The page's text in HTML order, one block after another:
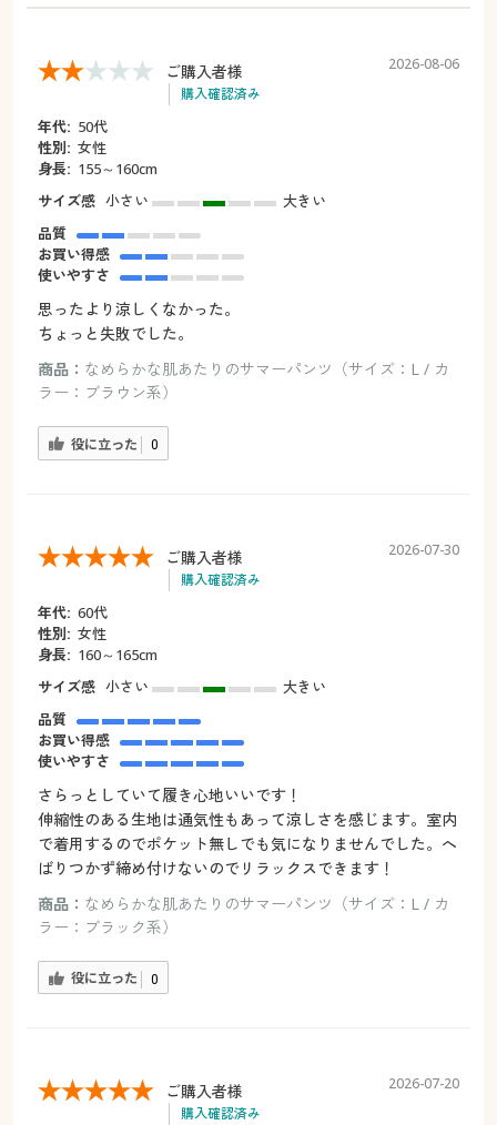
ご購入者様
購入確認済み
2026-08-06
年代: 50代
性別: 女性
身長: 155～160cm
サイズ感 小さい
大きい
品質
お買い得感
使いやすさ
思ったより涼しくなかった。
ちょっと失敗でした。
商品： なめらかな肌あたりのサマーパンツ（サイズ：L / カ
ラー：ブラウン系）
役に立った 0
ご購入者様
購入確認済み
2026-07-30
年代: 60代
性別: 女性
身長: 160～165cm
サイズ感 小さい
大きい
品質
お買い得感
使いやすさ
さらっとしていて履き心地いいです！
伸縮性のある生地は通気性もあって涼しさを感じます。室内
で着用するのでポケット無しでも気になりませんでした。へ
ばりつかず締め付けないのでリラックスできます！
商品： なめらかな肌あたりのサマーパンツ（サイズ：L / カ
ラー：ブラック系）
役に立った 0
ご購入者様
購入確認済み
2026-07-20